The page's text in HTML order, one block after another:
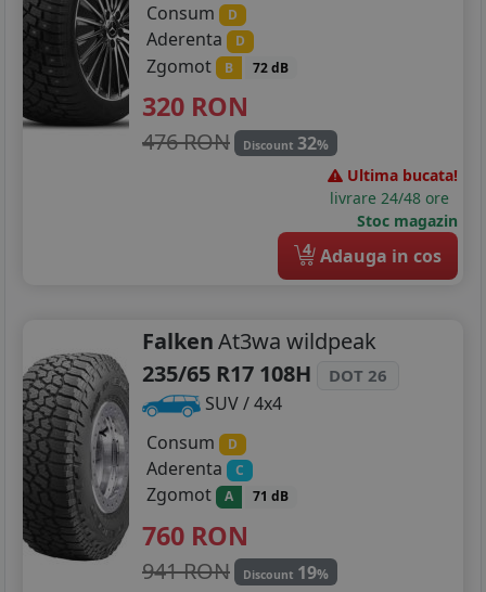
Consum
D
Aderenta D
Zgomot B 72 dB
320 RON
476 RON Discount 32%
Ultima bucata!
livrare 24/48 ore
Stoc magazin
4 Adauga in cos
FalkenAt3wa wildpeak
235/65 R17 108H
DOT 26
SUV / 4x4
Consum
D
Aderenta C
Zgomot A 71 dB
760 RON
941 RON Discount 19%